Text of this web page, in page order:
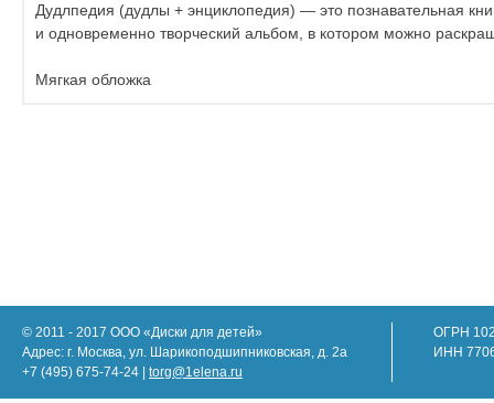
Дудлпедия (дудлы + энциклопедия) — это познавательная
и одновременно творческий альбом, в котором можно
Мягкая обложка
© 2011 - 2017 ООО «Диски для детей»
Адрес: г. Москва, ул. Шарикоподшипниковская, д. 2а
+7 (495) 675-74-24 | torg@1elena.ru
ОГРН
ИНН